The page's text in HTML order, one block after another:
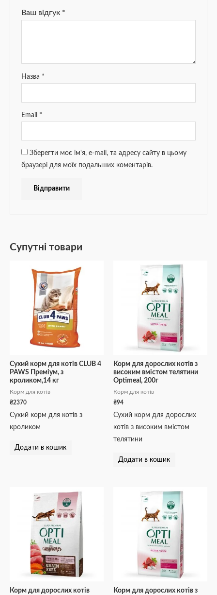
Ваш відгук *
Назва *
Email *
Зберегти моє ім'я, e-mail, та адресу сайту в цьому
браузері для моїх подальших коментарів.
Супутні товари
Сухий корм для котів CLUB 4
PAWS Преміум, з
кроликом,14 кг
Корм для котів
₴2370
Сухий корм для котів з
кроликом
Додати в кошик
Корм для дорослих котів з
високим вмістом телятини
Optimeal, 200г
Корм для котів
₴94
Сухий корм для дорослих
котів з високим вмістом
телятини
Додати в кошик
Корм для дорослих котів
Корм для дорослих котів з